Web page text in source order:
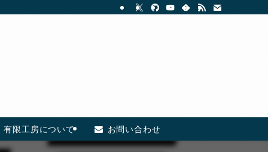
有限工房について お問い合わせ